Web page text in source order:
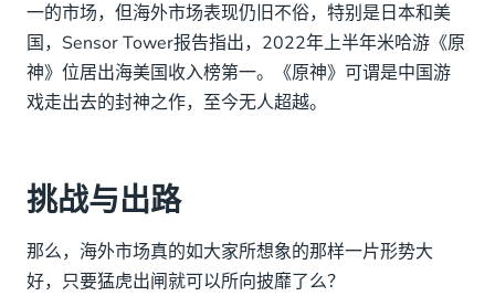
一的市场，但海外市场表现仍旧不俗，特别是日本和美
国，Sensor Tower报告指出，2022年上半年米哈游《原
神》位居出海美国收入榜第一。《原神》可谓是中国游
戏走出去的封神之作，至今无人超越。
挑战与出路
那么，海外市场真的如大家所想象的那样一片形势大
好，只要猛虎出闸就可以所向披靡了么？